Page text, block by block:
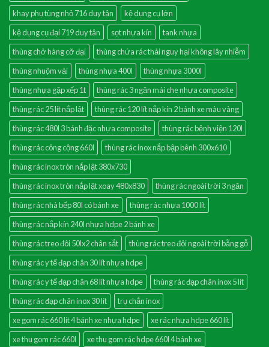
khay phụ tùng nhỏ 716 duy tân
kệ dụng cụ lớn
kệ dụng cụ đại 719 duy tân
sọt nhựa kín
tank nhựa
thùng chở hàng cỡ đại
thùng chứa rác thải nguy hại không lây nhiễm
thùng nhuộm vải
thùng nhựa 400l
thùng nhựa 3000l
thùng nhựa gập xếp 1t
thùng rác 3 ngăn mái che nhựa composite
thùng rác 25 lít nắp lật
thùng rác 120 lít nắp kín 2 bánh xe màu vàng
thùng rác 480l 3 bánh đặc nhựa composite
thùng rác bệnh viện 120l
thùng rác công cộng 660l
thùng rác inox nắp bập bênh 300x610
thùng rác inox tròn nắp lật 380x730
thùng rác inox tròn nắp lật xoay 480x830
thùng rác ngoài trời 3 ngăn
thùng rác nhà bếp 80l có bánh xe
thùng rác nhựa 1000 lít
thùng rác nắp kín 240l nhựa hdpe 2 bánh xe
thùng rác treo đôi 50lx2 chân sắt
thùng rác treo đôi ngoài trời bằng gỗ
thùng rác y tế đạp chân 30 lít nhựa hdpe
thùng rác y tế đạp chân 68 lít nhựa hdpe
thùng rác đạp chân inox 5 lít
thùng rác đạp chân inox 30 lít
trụ chắn inox
xe gom rác 660 lít 4 bánh xe nhựa hdpe
xe rác nhựa hdpe 660 lít
xe thu gom rác 660l
xe thu gom rác hdpe 660l 4 bánh xe